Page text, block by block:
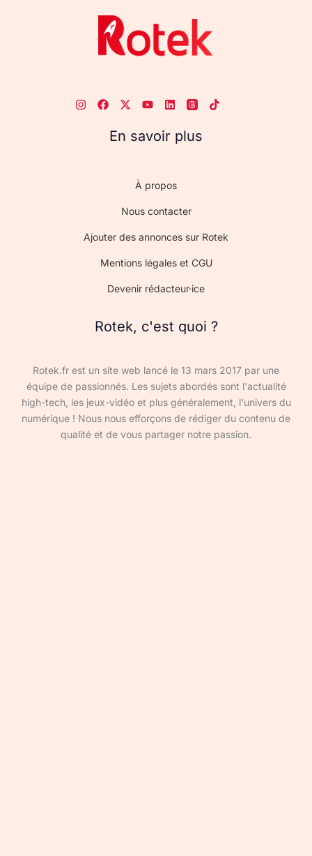
En savoir plus
À propos
Nous contacter
Ajouter des annonces sur Rotek
Mentions légales et CGU
Devenir rédacteur·ice
Rotek, c'est quoi ?
Rotek.fr est un site web lancé le 13 mars 2017 par une
équipe de passionnés. Les sujets abordés sont l'actualité
high-tech, les jeux-vidéo et plus généralement, l'univers du
numérique ! Nous nous efforçons de rédiger du contenu de
qualité et de vous partager notre passion.